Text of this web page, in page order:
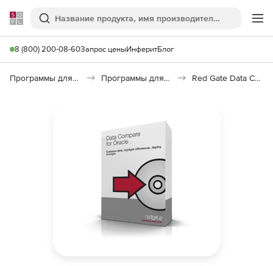
Softline
Поиск
8 (800) 200-08-60Запрос ценыИнферитБлог
Программы для программирования Программы для работы с базами данных Red Gate Data Compare for Oracle